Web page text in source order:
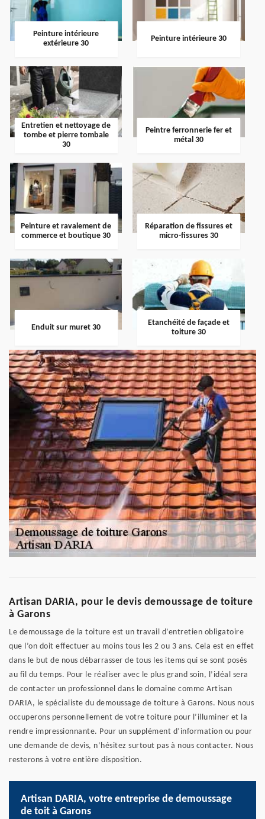
Peinture intérieure
extérieure 30
Peinture intérieure 30
Entretien et nettoyage de
tombe et pierre tombale
30
Peintre ferronnerie fer et
métal 30
Peinture et ravalement de
commerce et boutique 30
Réparation de fissures et
micro-fissures 30
Enduit sur muret 30
Etanchéité de façade et
toiture 30
Artisan DARIA, pour le devis demoussage de toiture
à Garons
Le demoussage de la toiture est un travail d’entretien obligatoire
que l’on doit effectuer au moins tous les 2 ou 3 ans. Cela est en effet
dans le but de nous débarrasser de tous les items qui se sont posés
au fil du temps. Pour le réaliser avec le plus grand soin, l’idéal sera
de contacter un professionnel dans le domaine comme Artisan
DARIA, le spécialiste du demoussage de toiture à Garons. Nous nous
occuperons personnellement de votre toiture pour l’illuminer et la
rendre impressionnante. Pour un supplément d’information ou pour
une demande de devis, n’hésitez surtout pas à nous contacter. Nous
resterons à votre entière disposition.
Artisan DARIA, votre entreprise de demoussage
de toit à Garons